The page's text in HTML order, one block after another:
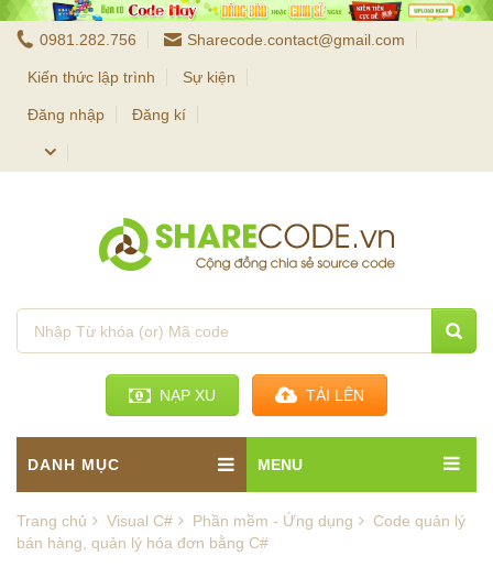
0981.282.756 Sharecode.contact@gmail.com
Kiến thức lập trình Sự kiện
Đăng nhập Đăng kí
NẠP XU TẢI LÊN
DANH MỤC MENU
Trang chủ Visual C# Phần mềm - Ứng dụng
Code quản lý
bán hàng, quản lý hóa đơn bằng C#